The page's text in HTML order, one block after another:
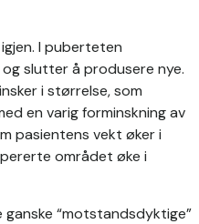
I puberteten
slutter å produsere nye.
i størrelse, som
en varig forminskning av
pasientens vekt øker i
området øke i
“motstandsdyktige”